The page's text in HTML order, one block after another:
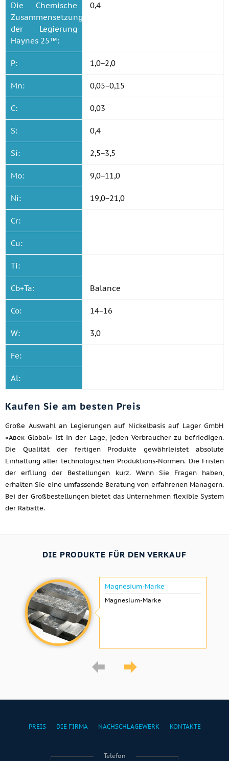
Die Chemische
Zusammensetzung
der Legierung
Haynes 25™:
0,4
P: 1,0−2,0
Mn: 0,05−0,15
C: 0,03
S: 0,4
Si: 2,5−3,5
Mo: 9,0−11,0
Ni: 19,0−21,0
Cr:
Cu:
Ti:
Cb+Ta: Balance
Co: 14−16
W: 3,0
Fe:
Al:
Kaufen Sie am besten Preis
Große Auswahl an Legierungen auf Nickelbasis auf Lager GmbH
«Авек Global» ist in der Lage, jeden Verbraucher zu befriedigen.
Die Qualität der fertigen Produkte gewährleistet absolute
Einhaltung aller technologischen Produktions-Normen. Die Fristen
der erfllung der Bestellungen kurz. Wenn Sie Fragen haben,
erhalten Sie eine umfassende Beratung von erfahrenen Managern.
Bei der Großbestellungen bietet das Unternehmen flexible System
der Rabatte.
DIE PRODUKTE FÜR DEN VERKAUF
Magnesium-Marke
Magnesium-Marke
PREIS DIE FIRMA NACHSCHLAGEWERK KONTAKTE
Telefon